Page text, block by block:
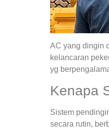
AC yang dingin
kelancaran
yg
Kenapa
Sistem
secara rutin,